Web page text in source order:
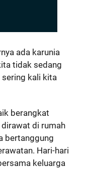
ada karunia
tidak sedang
sering kali kita
berangkat
di rumah
bertanggung
Hari-hari
keluarga